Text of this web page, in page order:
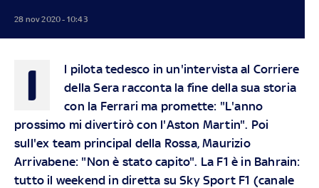
28 nov 2020 - 10:43
I
l pilota tedesco in un'intervista al Corriere
della Sera racconta la fine della sua storia
con la Ferrari ma promette: "L'anno
prossimo mi divertirò con l'Aston Martin". Poi
sull'ex team principal della Rossa, Maurizio
Arrivabene: "Non è stato capito". La F1 è in Bahrain:
tutto il weekend in diretta su Sky Sport F1 (canale